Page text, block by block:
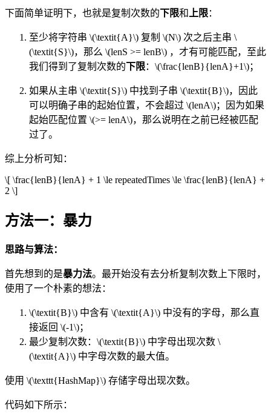
下面简单证明下，也就是复制次数的下限和 上限：
至少将字符串 \(\textit{A}\) 复制 \(N\) 次之后主串 \
(\textit{S}\)，那么 \(lenS >= lenB\) ，才有可能匹配，至此
我们得到了复制次数的下限： \(\frac{lenB}{lenA}+1\)；
如果从主串 \(\textit{S}\) 中找到子串 \(\textit{B}\)，因此
可以明确子串的起始位置，不会超过 \(lenA\)；因为如果
起始匹配位置 \(>= lenA\)，那么说明在之前已经被匹配
过了。
综上分析可知：
\[ \frac{lenB}{lenA} + 1 \le repeatedTimes \le \frac{lenB}{lenA} +
2 \]
方法一：暴力
思路与算法：
首先想到的是暴力法。最开始没有去分析复制次数上下限时，
使用了一个朴素的想法：
\(\textit{B}\) 中含有 \(\textit{A}\) 中没有的字母，那么直
接返回 \(-1\)；
最少复制次数： \(\textit{B}\) 中字母出现次数 \
(\textit{A}\) 中字母次数的最大值。
使用 \(\texttt{HashMap}\) 存储字母出现次数。
代码如下所示：